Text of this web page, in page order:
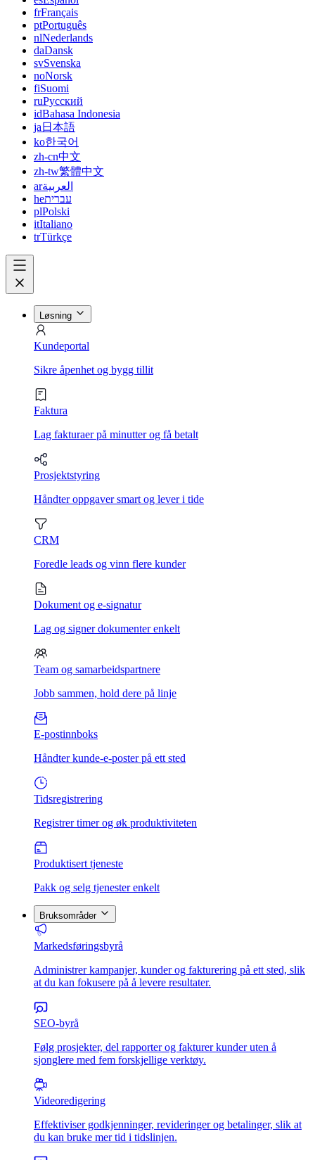
frFrançais
ptPortuguês
nlNederlands
daDansk
svSvenska
noNorsk
fiSuomi
ruРусский
idBahasa Indonesia
ja 日本語
ko한국어
zh-cn中文
zh-tw繁體中文
arالعربية
heעברית
plPolski
itItaliano
trTürkçe
Løsning
Kundeportal
Sikre åpenhet og bygg tillit
Faktura
Lag fakturaer på minutter og få betalt
Prosjektstyring
Håndter oppgaver smart og lever i tide
CRM
Foredle leads og vinn flere kunder
Dokument og e-signatur
Lag og signer dokumenter enkelt
Team og samarbeidspartnere
Jobb sammen, hold dere på linje
E-postinnboks
Håndter kunde-e-poster på ett sted
Tidsregistrering
Registrer timer og øk produktiviteten
Produktisert tjeneste
Pakk og selg tjenester enkelt
Bruksområder
Markedsføringsbyrå
Administrer kampanjer, kunder og fakturering på ett sted, slik
at du kan fokusere på å levere resultater.
SEO-byrå
Følg prosjekter, del rapporter og fakturer kunder uten å
sjonglere med fem forskjellige verktøy.
Videoredigering
Effektiviser godkjenninger, revideringer og betalinger, slik at
du kan bruke mer tid i tidslinjen.